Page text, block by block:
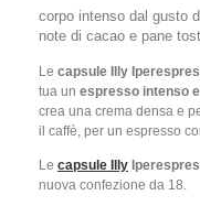
corpo intenso dal gusto
note di cacao e pane
Le capsule Illy
tua un espresso intenso
crea una crema densa e
il caffè, per un espresso
Le capsule Illy
nuova confezione da 18.